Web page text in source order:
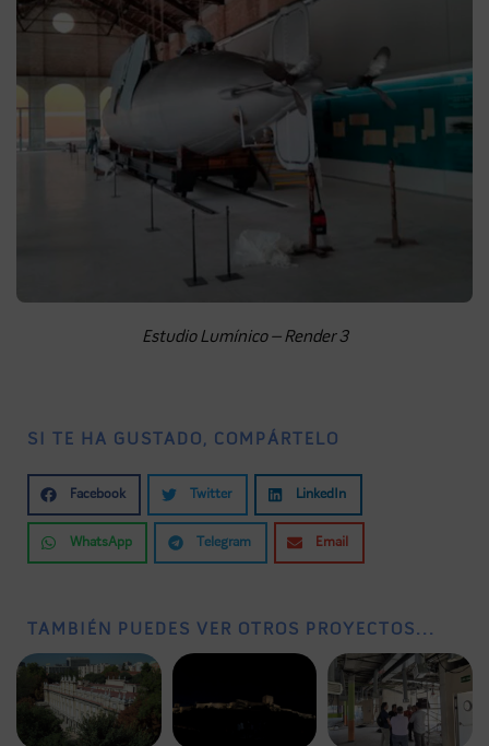
Estudio Lumínico – Render 3
SI TE HA GUSTADO, COMPÁRTELO
Facebook Twitter LinkedIn
WhatsApp Telegram Email
TAMBIÉN PUEDES VER OTROS PROYECTOS...